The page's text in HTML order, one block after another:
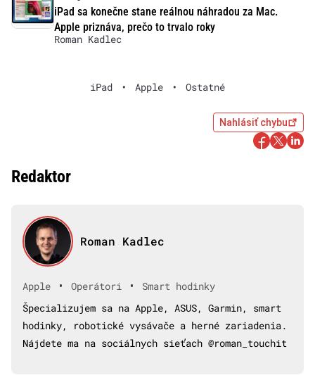
iPad sa konečne stane reálnou náhradou za Mac.
Apple priznáva, prečo to trvalo roky
Roman Kadlec
iPad • Apple • Ostatné
Nahlásiť chybu
Redaktor
Roman Kadlec
Apple • Operátori •
Smart hodinky
Špecializujem sa na Apple, ASUS, Garmin, smart
hodinky, robotické vysávače a herné zariadenia.
Nájdete ma na sociálnych sieťach @roman_touchit